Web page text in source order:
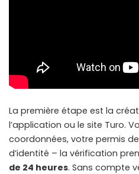
La première étape est la
l’application ou le site Turo.
coordonnées, votre permis
d’identité – la vérification
de 24 heures. Sans compte